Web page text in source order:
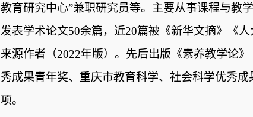
教育研究中心”兼职研究员等。主要从事课程与教
发表学术论文50余篇，近20篇被《新华文摘》《
来源作者（2022年版）。先后出版《素养教学论
秀成果青年奖、重庆市教育科学、社会科学优秀
项。